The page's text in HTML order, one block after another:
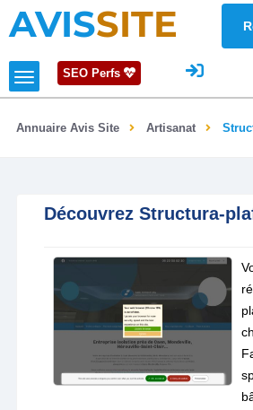
AVISSITE
SEO Perfs
Annuaire Avis Site Artisanat
Découvrez Structura-